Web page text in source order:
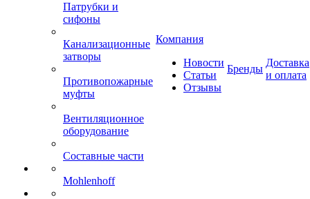
Патрубки и
сифоны
Канализационные
затворы
Противопожарные
муфты
Вентиляционное
оборудование
Составные части
Mohlenhoff
Компания
Новости
Статьи
Отзывы
Бренды
Доставка
и оплата